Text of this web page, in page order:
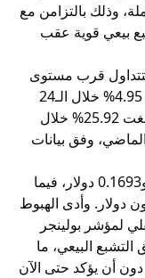
وذلك بالتزامن مع
بيعي قوية عقب
قرب مستوى
0.16 دولار في 10 يونيو، بعد تراجعها بنسبة 4.95% خلال الـ24
ساعة الماضية. كما تكبدت العملة خسائر بلغت 25.92% خلال
الشهر الماضي، وفق بيانات
وخلال الجلسة، تحركت ADA بين 0.1589 و0.1693 دولار، فيما
التداول اليومية نحو 436 مليون دولار. وأدى الهبوط
لمؤشر بولينجر
البيعي، ما
أن يؤكد حتى الآن